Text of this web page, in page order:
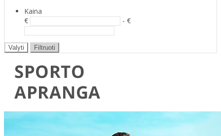
Kaina
€
- €
Valyti Filtruoti